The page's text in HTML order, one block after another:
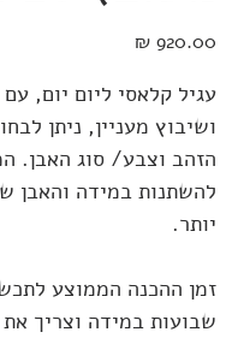
מחיר
עגיל קלאסי ליום יום,
ושיבוץ מעניין, ניתן
הזהב וצבע/ סוג האבן.
להשתנות במידה והאבן
יותר.
שבועות במידה וצריך